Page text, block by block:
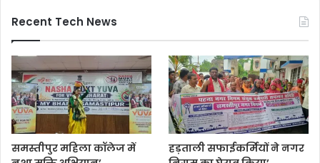
Recent Tech News
समस्तीपुर महिला कॉलेज में
हड़ताली सफाईकर्मियों ने नगर